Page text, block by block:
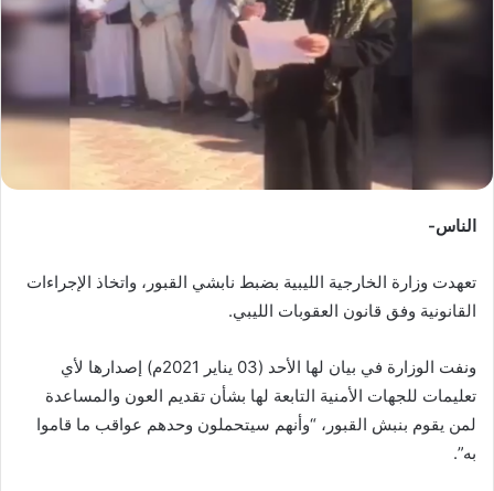
إ
ت
ر
ي
الناس-
تعهدت وزارة الخارجية الليبية بضبط نابشي القبور، واتخاذ الإجراءات
القانونية وفق قانون العقوبات الليبي.
ونفت الوزارة في بيان لها الأحد (03 يناير 2021م) إصدارها لأي
تعليمات للجهات الأمنية التابعة لها بشأن تقديم العون والمساعدة
لمن يقوم بنبش القبور، “وأنهم سيتحملون وحدهم عواقب ما قاموا
به”.